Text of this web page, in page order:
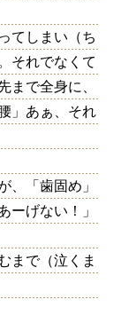
てしまい（ち
それでなくて
まで全身に、
」あぁ、それ
「歯固め」
ーげない！」
まで（泣くま